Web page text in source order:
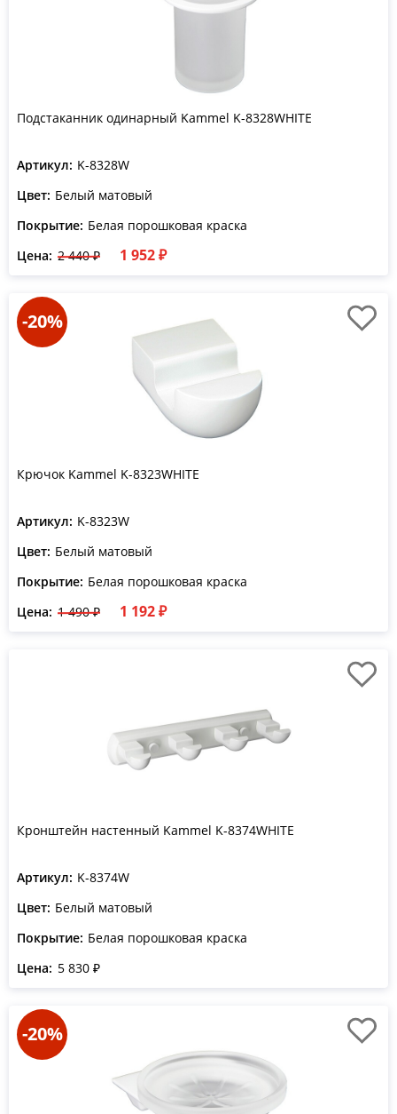
Подстаканник одинарный Kammel K-8328WHITE
Артикул: K-8328W
Цвет: Белый матовый
Покрытие: Белая порошковая краска
Цена: 2 440 ₽ 1 952 ₽
-20%
Крючок Kammel K-8323WHITE
Артикул: K-8323W
Цвет: Белый матовый
Покрытие: Белая порошковая краска
Цена: 1 490 ₽ 1 192 ₽
Кронштейн настенный Kammel K-8374WHITE
Артикул: K-8374W
Цвет: Белый матовый
Покрытие: Белая порошковая краска
Цена: 5 830 ₽
-20%